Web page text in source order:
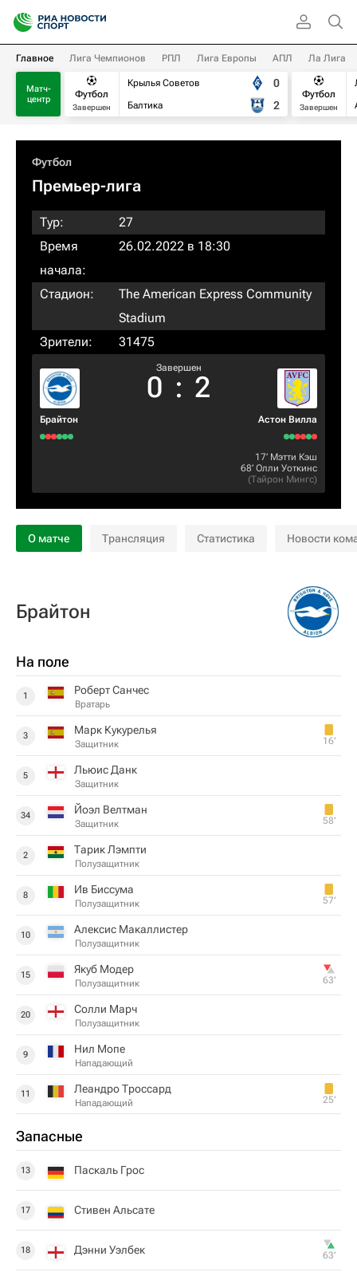
Главное Лига Чемпионов РПЛ Лига Европы АПЛ Ла Лига
Матч-
центр
Футбол
Завершен
Крылья Советов
Балтика
0
2
Футбол
Завершен
Футбол
Премьер-лига
Тур:
27
Время
начала:
26.02.2022 в 18:30
Стадион:
The American Express Community
Stadium
Зрители:
31475
Брайтон
Завершен
0 : 2
Астон Вилла
17‎’‎ Мэтти Кэш
68‎’‎ Олли Уоткинс
(Тайрон Мингс)
О матче Трансляция Статистика Новости
Брайтон
На поле
1 Роберт Санчес
Вратарь
3 Марк Кукурелья
Защитник 16‎’‎
5 Льюис Данк
Защитник
34 Йоэл Велтман
Защитник 58‎’‎
2 Тарик Лэмпти
Полузащитник
8 Ив Биссума
Полузащитник 57‎’‎
10 Алексис Макаллистер
Полузащитник
15 Якуб Модер
Полузащитник 63‎’‎
20 Солли Марч
Полузащитник
9 Нил Мопе
Нападающий
11 Леандро Троссард
Нападающий 25‎’‎
Запасные
13 Паскаль Грос
17 Стивен Альсате
18 Дэнни Уэлбек 63‎’‎